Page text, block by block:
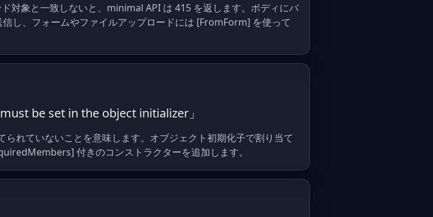
対象と一致しないと、minimal API は 415 を返します。ボディにバ
し、フォームやファイルアップロードには [FromForm] を使って
be set in the object initializer」
れていないことを意味します。オブジェクト初期化子で割り当て
付きのコンストラクターを追加します。